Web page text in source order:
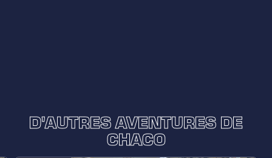
D'AUTRES AVENTURES DE
CHACO